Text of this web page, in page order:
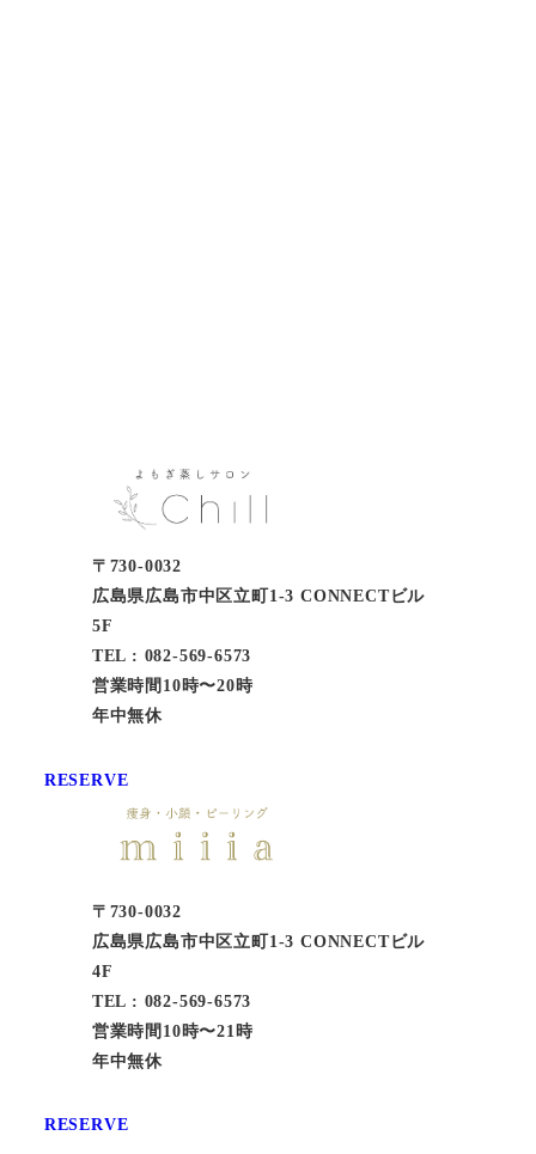
〒730-0032
広島県広島市中区立町1-3 CONNECTビル
5F
TEL : 082-569-6573
営業時間10時〜20時
年中無休
RESERVE
〒730-0032
広島県広島市中区立町1-3 CONNECTビル
4F
TEL : 082-569-6573
営業時間10時〜21時
年中無休
RESERVE